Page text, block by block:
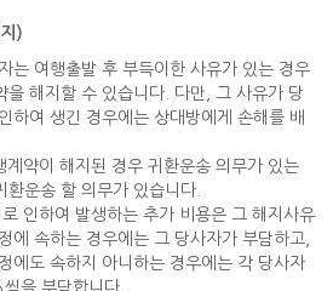
)
는 여행출발 후 부득이한 사유가 있는 경우
을 해지할 수 있습니다. 다만, 그 사유가 당
하여 생긴 경우에는 상대방에게 손해를 배
약이 해지된 경우 귀환운송 의무가 있는
환운송 할 의무가 있습니다.
인하여 발생하는 추가 비용은 그 해지사유
에 속하는 경우에는 그 당사자가 부담하고,
에도 속하지 아니하는 경우에는 각 당사자
을 부담합니다.